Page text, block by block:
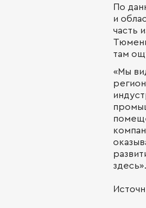
По
и
часть
там
«Мы
здесь».